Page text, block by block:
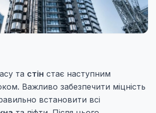
та стін стає наступним
Важливо забезпечити міцність
встановити всі